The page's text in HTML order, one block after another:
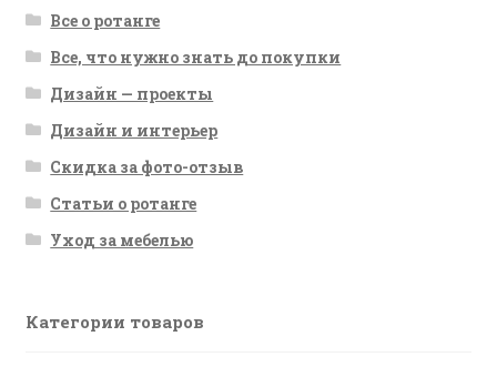
Все о ротанге
Все, что нужно знать до покупки
Дизайн — проекты
Дизайн и интерьер
Скидка за фото-отзыв
Статьи о ротанге
Уход за мебелью
Категории товаров